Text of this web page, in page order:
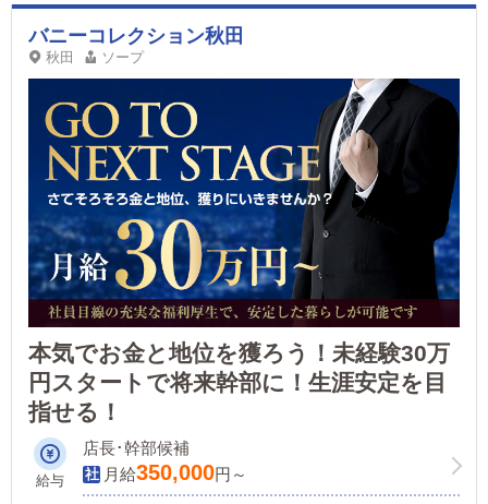
バニーコレクション秋田
秋田 ソープ
本気でお金と地位を獲ろう！未経験30万
円スタートで将来幹部に！生涯安定を目
指せる！
給与
店長･幹部候補
月給350,000円～